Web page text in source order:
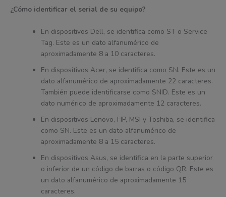
¿Cómo identificar el serial de su equipo?
En dispositivos Dell, se identifica como ST o Service
Tag. Este es un dato alfanumérico de
aproximadamente 8 a 10 caracteres.
En dispositivos Acer, se identifica como SN. Este es un
dato alfanumérico de aproximadamente 22 caracteres.
También puede identificarse como SNID. Este es un
dato numérico de aproximadamente 12 caracteres.
En dispositivos Lenovo, HP, MSI y Toshiba, se identifica
como SN. Este es un dato alfanumérico de
aproximadamente 8 a 15 caracteres.
En dispositivos Asus, se identifica en la parte superior
o inferior de un código de barras o código QR. Este es
un dato alfanumérico de aproximadamente 15
caracteres.